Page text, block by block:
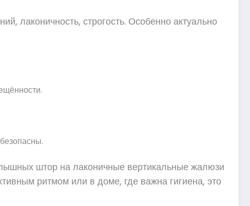
лаконичность, строгость. Особенно актуально
штор на лаконичные вертикальные жалюзи
ритмом или в доме, где важна гигиена, это